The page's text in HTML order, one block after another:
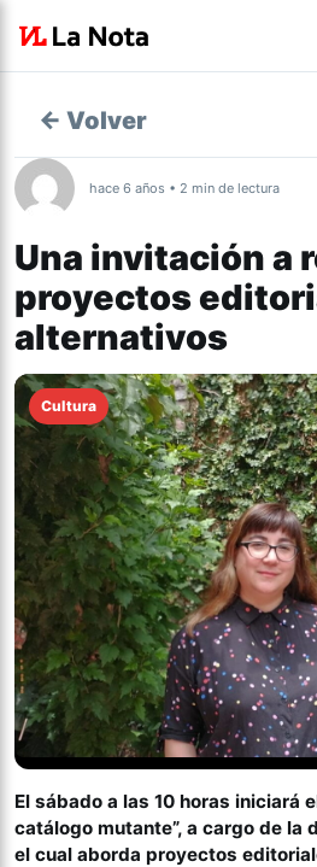
← Volver
hace 6 años • 2 min de lectura
Una invitación a
proyectos
alternativos
Cultura
El sábado a las 10 horas iniciará
catálogo mutante”, a cargo de la
el cual aborda proyectos